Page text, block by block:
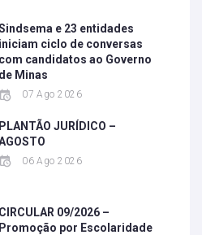
e 23 entidades
iniciam ciclo de conversas
com candidatos ao Governo
de Minas
07 Ago 2026
PLANTÃO JURÍDICO –
06 Ago 2026
CIRCULAR 09/2026 –
Promoção por Escolaridade